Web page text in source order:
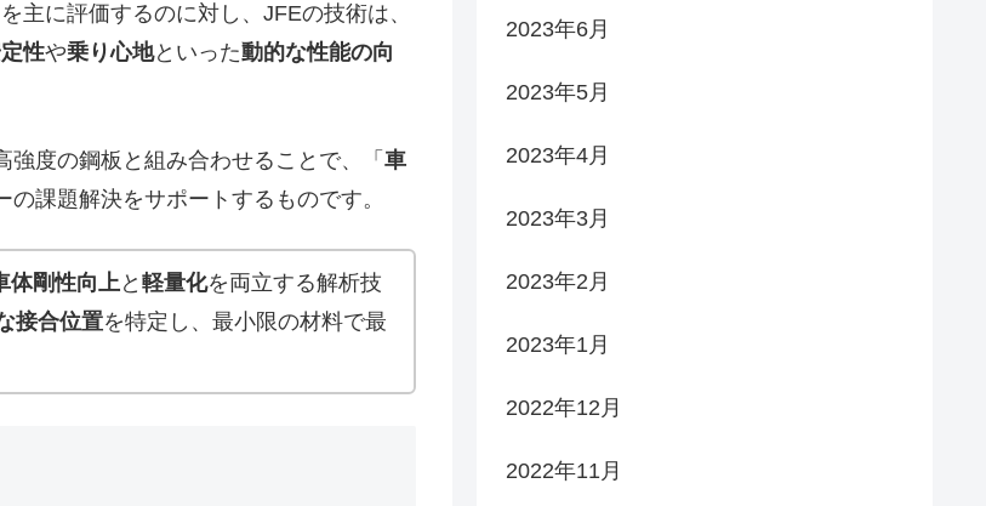
主に評価するのに対し、JFEの技術は、
性や乗り心地といった動的な性能の向
度の鋼板と組み合わせることで、「 車
課題解決をサポートするものです。
体剛性向上と 軽量化を両立する解析技
接合位置を特定し、最小限の材料で最
2023年6月
2023年5月
2023年4月
2023年3月
2023年2月
2023年1月
2022年12月
2022年11月